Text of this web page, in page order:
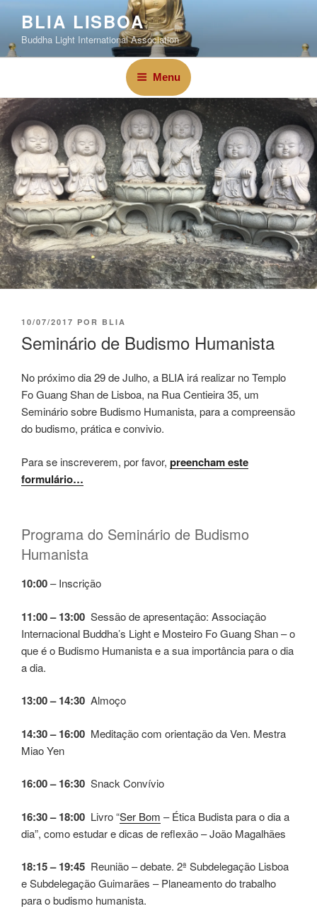
BLIA LISBOA
Buddha Light International Association
Menu
10/07/2017 POR BLIA
Seminário de Budismo Humanista
No próximo dia 29 de Julho, a BLIA irá realizar no Templo
Fo Guang Shan de Lisboa, na Rua Centieira 35, um
Seminário sobre Budismo Humanista, para a compreensão
do budismo, prática e convivio.
Para se inscreverem, por favor, preencham este
formulário…
Programa do Seminário de Budismo
Humanista
10:00– Inscrição
11:00 – 13:00 Sessão de apresentação: Associação
Internacional Buddha’s Light e Mosteiro Fo Guang Shan – o
que é o Budismo Humanista e a sua importância para o dia
a dia.
13:00 – 14:30 Almoço
14:30 – 16:00 Meditação com orientação da Ven. Mestra
Miao Yen
16:00 – 16:30 Snack Convívio
16:30 – 18:00 Livro “Ser Bom – Ética Budista para o dia a
dia”, como estudar e dicas de reflexão – João Magalhães
18:15 – 19:45 Reunião – debate. 2ª Subdelegação Lisboa
e Subdelegação Guimarães – Planeamento do trabalho
para o budismo humanista.